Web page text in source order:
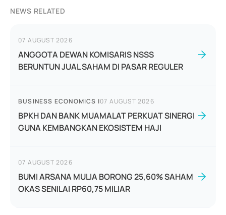
NEWS RELATED
07 AUGUST 2026
ANGGOTA DEWAN KOMISARIS NSSS
BERUNTUN JUAL SAHAM DI PASAR REGULER
BUSINESS ECONOMICS |07 AUGUST 2026
BPKH DAN BANK MUAMALAT PERKUAT SINERGI
GUNA KEMBANGKAN EKOSISTEM HAJI
07 AUGUST 2026
BUMI ARSANA MULIA BORONG 25,60% SAHAM
OKAS SENILAI RP60,75 MILIAR